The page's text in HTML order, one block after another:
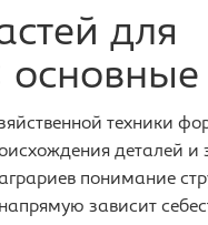
для
техники
деталей и
понимание
зависит